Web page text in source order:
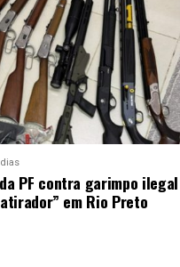
PF contra garimpo ilegal
em Rio Preto